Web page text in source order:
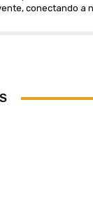
conectando a